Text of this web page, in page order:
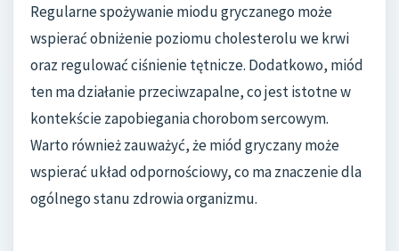
Regularne spożywanie miodu gryczanego może
wspierać obniżenie poziomu cholesterolu we krwi
oraz regulować ciśnienie tętnicze. Dodatkowo, miód
ten ma działanie przeciwzapalne, co jest istotne w
kontekście zapobiegania chorobom sercowym.
Warto również zauważyć, że miód gryczany może
wspierać układ odpornościowy, co ma znaczenie dla
ogólnego stanu zdrowia organizmu.